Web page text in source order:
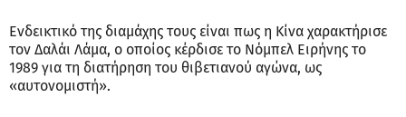
Ενδεικτικό της διαμάχης τους είναι πως η Κίνα χαρακτήρισε
τον Δαλάι Λάμα, ο οποίος κέρδισε το Νόμπελ Ειρήνης το
1989 για τη διατήρηση του θιβετιανού αγώνα, ως
«αυτονομιστή».